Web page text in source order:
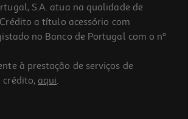
Da Alcatra Kg
S.A. atua na qualidade de
a título acessório com
no Banco de Portugal com o nº
à prestação de serviços de
crédito, aqui.